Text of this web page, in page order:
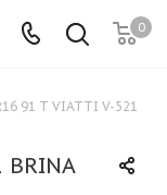
0
91 T VIATTI V-521
BRINA